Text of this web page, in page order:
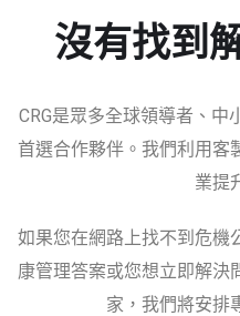
沒有找到
CRG是眾多全球領導者、
首選合作夥伴。我們利用客
業提
如果您在網路上找不到危機
康管理答案或您想立即解決
家，我們將安排